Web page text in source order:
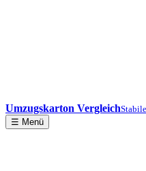
Umzugskarton Vergleich
☰ Menü